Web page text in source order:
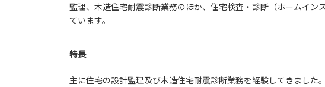
監理、木造住宅耐震診断業務のほか、住宅検査・診断（ホームイン
ています。
特長
主に住宅の設計監理及び木造住宅耐震診断業務を経験してきました。